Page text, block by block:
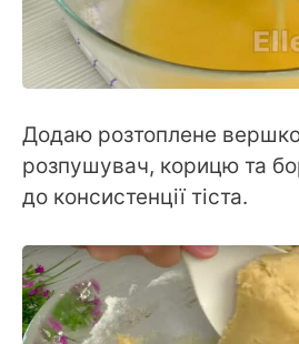
Додаю розтоплене
розпушувач, корицю та
до консистенції тіста.